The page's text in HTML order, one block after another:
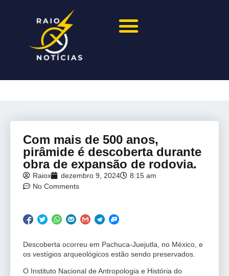
Com mais de 500 anos,
pirâmide é descoberta durante
obra de expansão de rodovia.
Raiox dezembro 9, 2024
8:15 am
No Comments
Descoberta ocorreu em Pachuca-Juejutla, no México, e
os vestígios arqueológicos estão sendo preservados.
O Instituto Nacional de Antropologia e História do